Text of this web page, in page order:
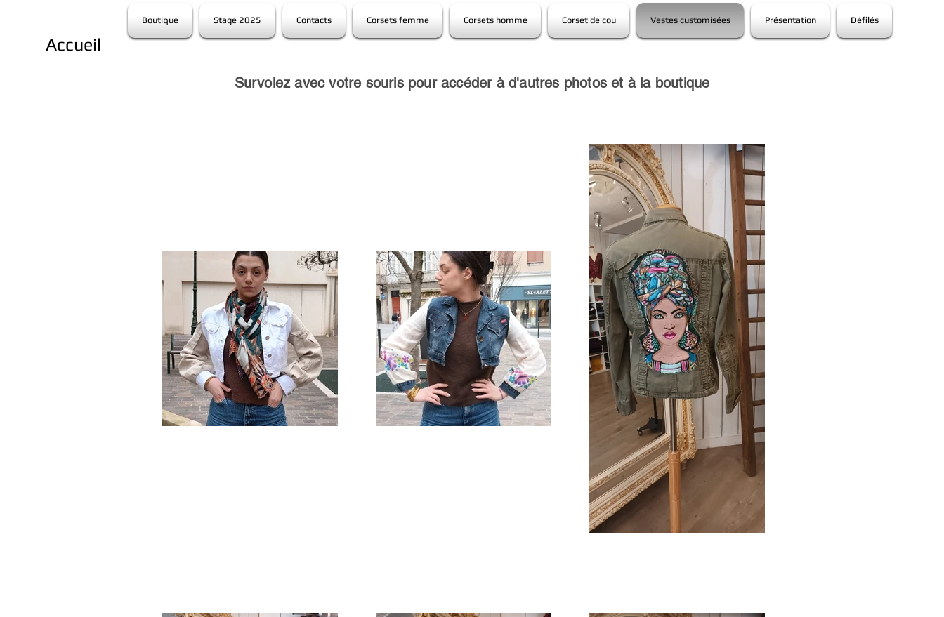
Accueil
Boutique Stage 2025 Contacts Corsets femme Corsets homme Corset de cou Vestes customisées Présentation Défilés
Survolez avec votre souris pour accéder à d'autres photos et à la boutique